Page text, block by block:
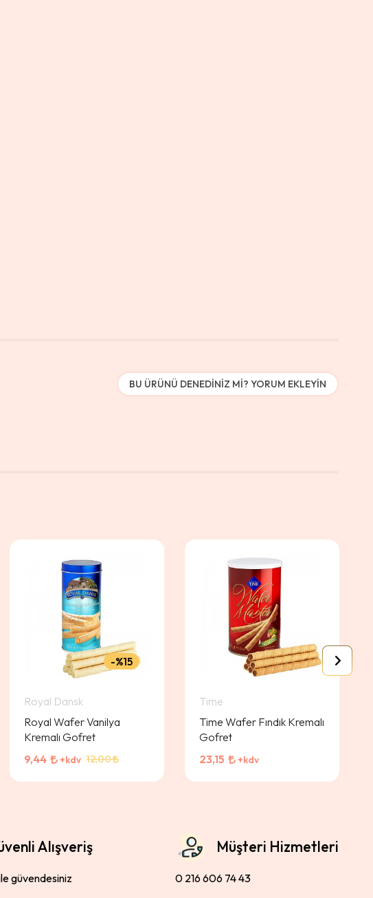
BU ÜRÜNÜ DENEDINIZ MI? YORUM EKLEYIN
Royal Dansk
Royal Wafer Vanilya
Kremalı Gofret
9,44
+kdv 12,00
%15
Time
Time Wafer Fındık Kremalı
Gofret
23,15
+kdv
Alışveriş
güvendesiniz
Müşteri Hizmetleri
0 216 606 74 43